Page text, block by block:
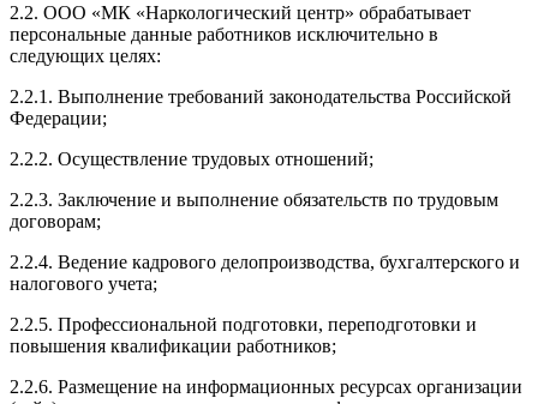
2.2. ООО «МК «Наркологический центр» обрабатывает
персональные данные работников исключительно в
следующих целях:
2.2.1. Выполнение требований законодательства Российской
Федерации;
2.2.2. Осуществление трудовых отношений;
2.2.3. Заключение и выполнение обязательств по трудовым
договорам;
2.2.4. Ведение кадрового делопроизводства, бухгалтерского и
налогового учета;
2.2.5. Профессиональной подготовки, переподготовки и
повышения квалификации работников;
2.2.6. Размещение на информационных ресурсах организации